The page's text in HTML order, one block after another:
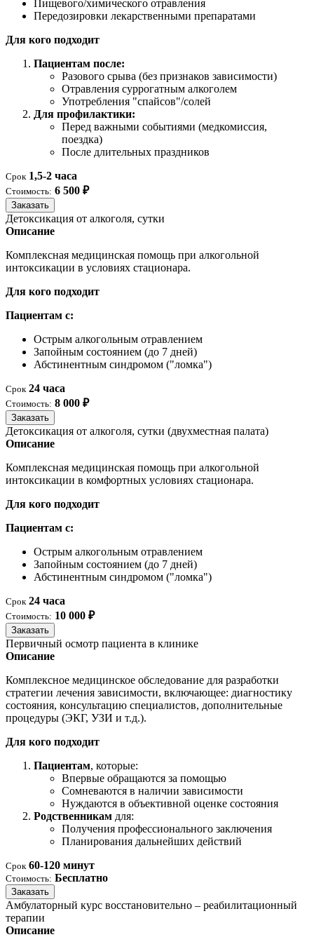
Пищевого/химического отравления
Передозировки лекарственными препаратами
Для кого подходит
Пациентам после:
Разового срыва (без признаков зависимости)
Отравления суррогатным алкоголем
Употребления "спайсов"/солей
Для профилактики:
Перед важными событиями (медкомиссия,
поездка)
После длительных праздников
Срок 1,5-2 часа
Стоимость: 6 500 ₽
Заказать
Детоксикация от алкоголя, сутки
Описание
Комплексная медицинская помощь при алкогольной
интоксикации в условиях стационара.
Для кого подходит
Пациентам с:
Острым алкогольным отравлением
Запойным состоянием (до 7 дней)
Абстинентным синдромом ("ломка")
Срок 24 часа
Стоимость: 8 000 ₽
Заказать
Детоксикация от алкоголя, сутки (двухместная палата)
Описание
Комплексная медицинская помощь при алкогольной
интоксикации в комфортных условиях стационара.
Для кого подходит
Пациентам с:
Острым алкогольным отравлением
Запойным состоянием (до 7 дней)
Абстинентным синдромом ("ломка")
Срок 24 часа
Стоимость: 10 000 ₽
Заказать
Первичный осмотр пациента в клинике
Описание
Комплексное медицинское обследование для разработки
стратегии лечения зависимости, включающее: диагностику
состояния, консультацию специалистов, дополнительные
процедуры (ЭКГ, УЗИ и т.д.).
Для кого подходит
Пациентам, которые:
Впервые обращаются за помощью
Сомневаются в наличии зависимости
Нуждаются в объективной оценке состояния
Родственникам для:
Получения профессионального заключения
Планирования дальнейших действий
Срок 60-120 минут
Стоимость: Бесплатно
Заказать
Амбулаторный курс восстановительно – реабилитационный
терапии
Описание